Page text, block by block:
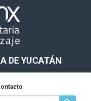
DE YUCATÁN